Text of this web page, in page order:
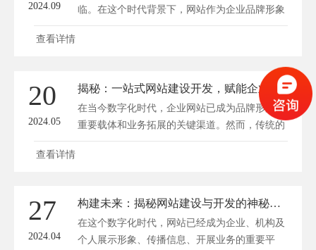
2024.09
临。在这个时代背景下，网站作为企业品牌形象
的重要载体，其建设质量直接关系到企业的发展
发艺术的角度，探秘赋能数字化未来的高效网站
建设。 一、响应式设计：顺应移动互联潮流 随
着智能手机的普...
查看详情
20
2024.05
在当今数字化时代，企业网站已成为品牌形象的
重要载体和业务拓展的关键渠道。然而，传统的
网站建设模式已无法满足企业日益增长的多元化
建设开发服务，探讨它是如何赋能企业数字化转
型之路的。 一、...
查看详情
27
2024.04
构建未来：揭秘网站建设与开发的神秘面纱
在这个数字化时代，网站已经成为企业、机构及
个人展示形象、传播信息、开展业务的重要平